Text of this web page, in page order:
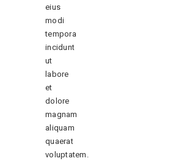
eius
modi
tempora
incidunt
ut
labore
et
dolore
magnam
aliquam
quaerat
voluptatem.